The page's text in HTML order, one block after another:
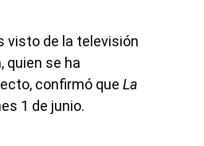
visto de la televisión
quien se ha
confirmó que La
1 de junio.